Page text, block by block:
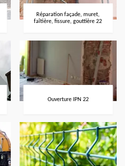
Réparation façade, muret,
faîtière, fissure, gouttière 22
Ouverture IPN 22